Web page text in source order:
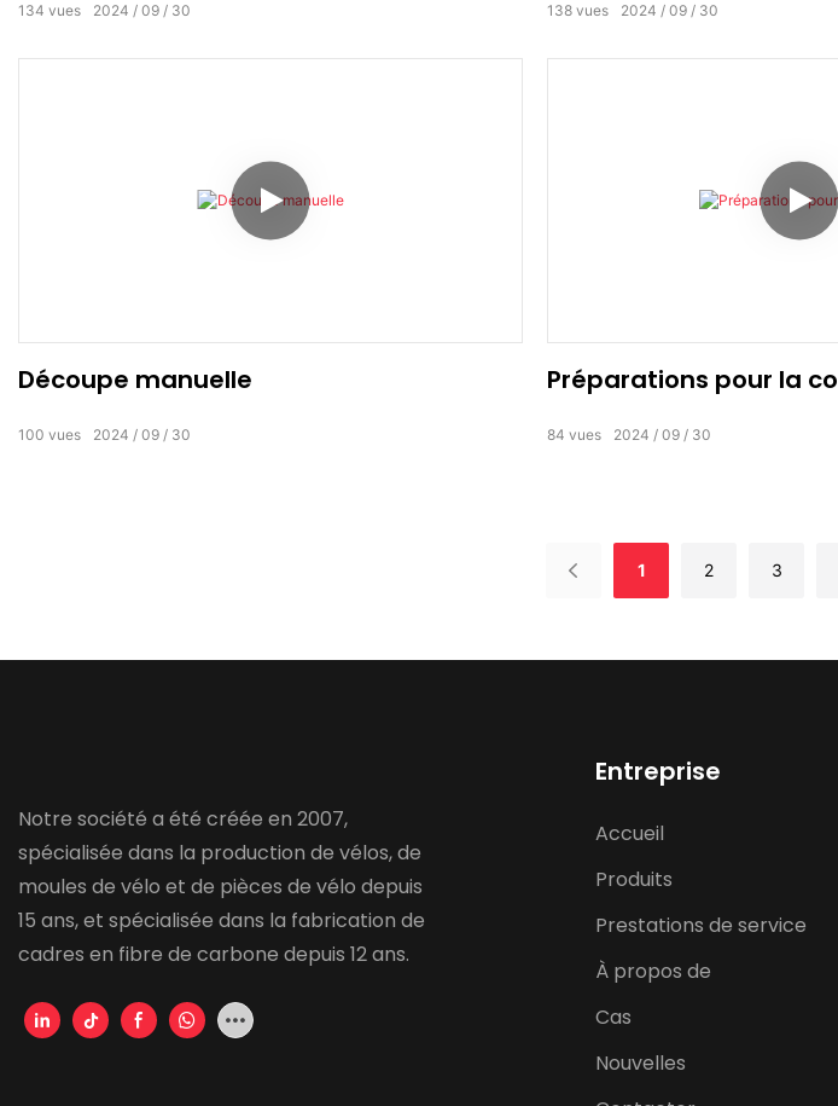
2024 09 30
134 vues 2024 09 30
138 vues
Découpe manuelle
2024 09 30
100 vues
Préparations pour la
2024 09 30
84 vues
1 2 3
Notre société a été créée en 2007,
spécialisée dans la production de vélos, de
moules de vélo et de pièces de vélo depuis
15 ans, et spécialisée dans la fabrication de
cadres en fibre de carbone depuis 12 ans.
Entreprise
Accueil
Produits
Prestations de service
À propos de
Cas
Nouvelles